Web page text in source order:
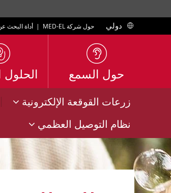
دولي حول شركة MED-EL | أداة البحث
حول السمع الحلول
زرعات القوقعة الإلكترونية |
نظام التوصيل العظمي